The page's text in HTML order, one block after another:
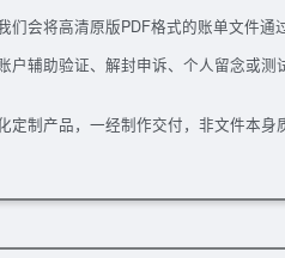
们会将高清原版PDF格式的账单文件通
户辅助验证、解封申诉、个人留念或
定制产品，一经制作交付，非文件本